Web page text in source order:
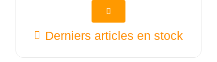
Derniers articles en stock